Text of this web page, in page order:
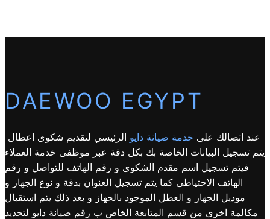
DAEWOO EGYPT
عند اتصالك على خدمة صيانة دايو الرئيسي لتقديم شكوى اعطال
يتم تسجيل البيانات الخاصة بك بكل دقة عبر موظفى خدمة العملاء
فيتم تسجيل اسم مقدم الشكوى و رقم الهاتف للتواصل و رقم
الهاتف الاحتياطى كما يتم تسجيل العنوان بدقة و نوع الجهاز و
موديل الجهاز و العطل الموجود بالجهاز و بعد ذلك يتم استقبال
مكالمة اخرى من قسم المتابعة الخاص ب رقم صيانة دايو لتحديد